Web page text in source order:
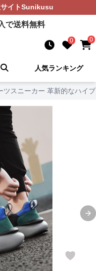
イトSunikusu
で送料無料
0 0
人気ランキング
ツスニーカー 革新的なハイ